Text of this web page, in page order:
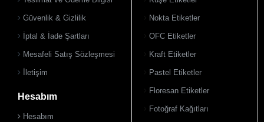
Güvenlik & Gizlilik
İptal & İade Şartları
Mesafeli Satış Sözleşmesi
İletişim
Hesabım
Hesabım
Nokta Etiketler
OFC Etiketler
Kraft Etiketler
Pastel Etiketler
Floresan Etiketler
Fotoğraf Kağıtları